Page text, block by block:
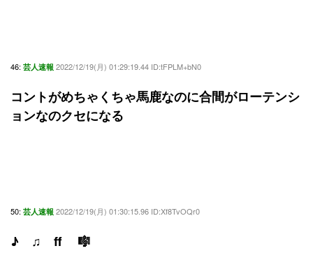
46: 芸人速報 2022/12/19(月) 01:29:19.44 ID:tFPLM+bN0
コントがめちゃくちゃ馬鹿なのに合間がローテンシ
ョンなのクセになる
50: 芸人速報 2022/12/19(月) 01:30:15.96 ID:Xf8TvOQr0
♪ ♫ ff 🎼